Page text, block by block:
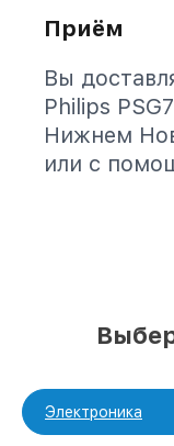
Приём
Вы
Philips
Нижнем
или с
Электроника